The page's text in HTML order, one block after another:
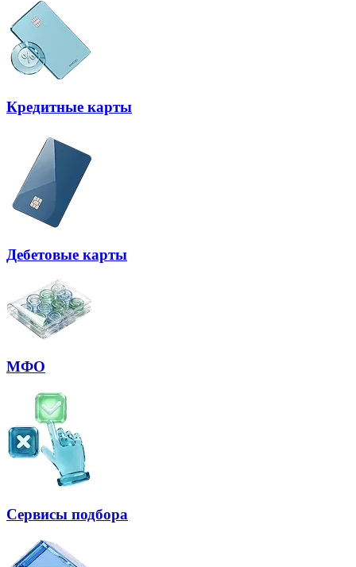
Кредитные карты
Дебетовые карты
МФО
Сервисы подбора